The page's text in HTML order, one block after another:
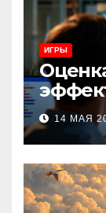
ИГРЫ
при
14 МАЯ